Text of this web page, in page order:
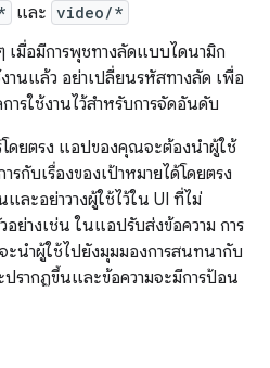
และ video/*
มื่อมีการพุชทางลัดแบบไดนามิก
งานแล้ว อย่าเปลี่ยนรหัสทางลัด เพื่อ
ารใช้งานไว้สำหรับการจัดอันดับ
ดยตรง แอปของคุณจะต้องนำผู้ใช้
รกับเรื่องของเป้าหมายได้โดยตรง
ละอย่าวางผู้ใช้ไว้ใน UI ที่ไม่
ย่างเช่น ในแอปรับส่งข้อความ การ
ะนำผู้ใช้ไปยังมุมมองการสนทนากับ
ากฏขึ้นและข้อความจะมีการป้อน